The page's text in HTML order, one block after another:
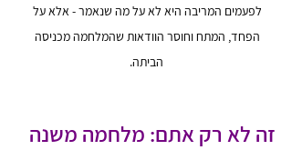
לפעמים המריבה היא לא על מה שנאמר - אלא על
הפחד, המתח וחוסר הוודאות שהמלחמה מכניסה
הביתה.
זה לא רק אתם: מלחמה משנה